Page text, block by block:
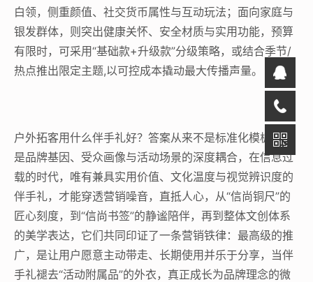
白领，侧重颜值、社交货币属性与互动玩法；面向家庭与
银发群体，则突出健康关怀、安全材质与实用功能，预算
有限时，可采用“基础款+升级款”分级策略，或结合季节/
热点推出限定主题,以可控成本撬动最大传播声量。
户外拓客用什么伴手礼好？答案从来不是标准化模板，而
是品牌基因、受众画像与活动场景的深度耦合，在信息过
载的时代，唯有兼具实用价值、文化温度与视觉辨识度的
伴手礼，才能穿透营销噪音，直抵人心，从“信尚铜尺”的
匠心刻度，到“信尚书签”的静谧陪伴，再到整体文创体系
的美学表达，它们共同印证了一条营销铁律：最高级的推
广，是让用户愿意主动带走、长期使用并乐于分享，当伴
手礼褪去“活动附属品”的外衣，真正成长为品牌理念的微